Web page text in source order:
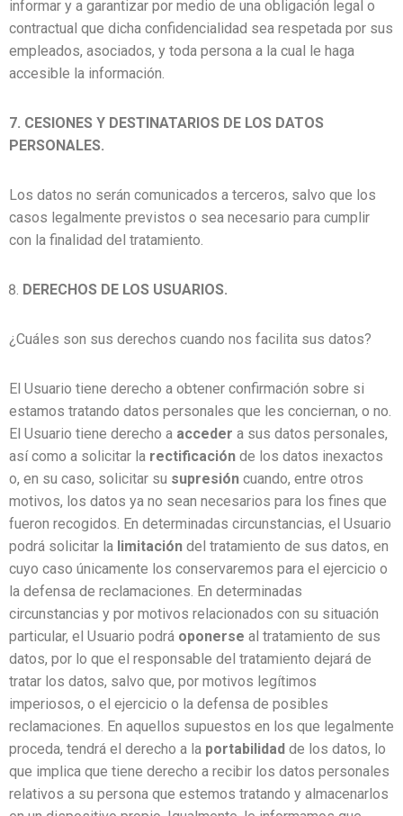
informar y a garantizar por medio de una obligación legal o
contractual que dicha confidencialidad sea respetada por sus
empleados, asociados, y toda persona a la cual le haga
accesible la información.
7. CESIONES Y DESTINATARIOS DE LOS DATOS
PERSONALES.
Los datos no serán comunicados a terceros, salvo que los
casos legalmente previstos o sea necesario para cumplir
con la finalidad del tratamiento.
DERECHOS DE LOS USUARIOS.
¿Cuáles son sus derechos cuando nos facilita sus datos?
El Usuario tiene derecho a obtener confirmación sobre si
estamos tratando datos personales que les conciernan, o no.
El Usuario tiene derecho a acceder a sus datos personales,
así como a solicitar la rectificación de los datos inexactos
o, en su caso, solicitar su supresión cuando, entre otros
motivos, los datos ya no sean necesarios para los fines que
fueron recogidos. En determinadas circunstancias, el Usuario
podrá solicitar la limitación del tratamiento de sus datos, en
cuyo caso únicamente los conservaremos para el ejercicio o
la defensa de reclamaciones. En determinadas
circunstancias y por motivos relacionados con su situación
particular, el Usuario podrá oponerse al tratamiento de sus
datos, por lo que el responsable del tratamiento dejará de
tratar los datos, salvo que, por motivos legítimos
imperiosos, o el ejercicio o la defensa de posibles
reclamaciones. En aquellos supuestos en los que legalmente
proceda, tendrá el derecho a la portabilidad de los datos, lo
que implica que tiene derecho a recibir los datos personales
relativos a su persona que estemos tratando y almacenarlos